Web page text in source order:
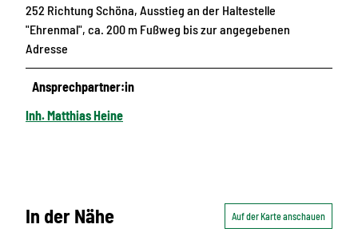
252 Richtung Schöna, Ausstieg an der Haltestelle
"Ehrenmal", ca. 200 m Fußweg bis zur angegebenen
Adresse
Ansprechpartner:in
Inh. Matthias Heine
In der Nähe Auf der Karte anschauen